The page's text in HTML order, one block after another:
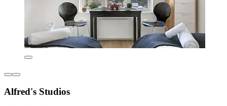
Alfred's Studios